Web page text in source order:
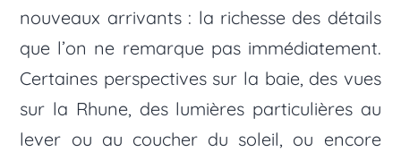
nouveaux arrivants : la richesse des détails
que l’on ne remarque pas immédiatement.
Certaines perspectives sur la baie, des vues
sur la Rhune, des lumières particulières au
lever ou au coucher du soleil, ou encore